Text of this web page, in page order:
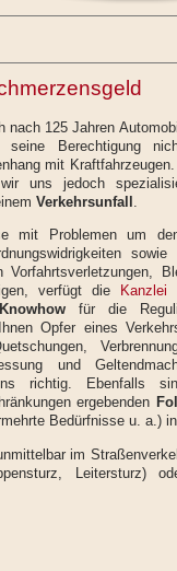
125 Jahren
Berechtigung
mit
wir uns jedoch
Verkehrsunfall .
mit Problemen um
sowie
verfügt die
Kanzlei
für die
Opfer eines
und
richtig. Ebenfalls
ergebenden
Bedürfnisse u. a.)
im
Leitersturz)